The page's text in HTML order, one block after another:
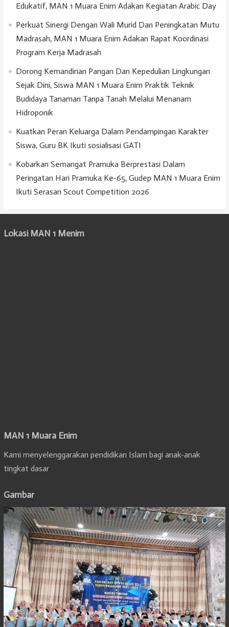
Edukatif, MAN 1 Muara Enim Adakan Kegiatan Arabic Day
Perkuat Sinergi Dengan Wali Murid Dan Peningkatan Mutu
Madrasah, MAN 1 Muara Enim Adakan Rapat Koordinasi
Program Kerja Madrasah
Dorong Kemandirian Pangan Dan Kepedulian Lingkungan
Sejak Dini, Siswa MAN 1 Muara Enim Praktik Teknik
Budidaya Tanaman Tanpa Tanah Melalui Menanam
Hidroponik
Kuatkan Peran Keluarga Dalam Pendampingan Karakter
Siswa, Guru BK Ikuti sosialisasi GATI
Kobarkan Semangat Pramuka Berprestasi Dalam
Peringatan Hari Pramuka Ke-65, Gudep MAN 1 Muara Enim
Ikuti Serasan Scout Competition 2026
Lokasi MAN 1 Menim
MAN 1 Muara Enim
Kami menyelenggarakan pendidikan Islam bagi anak-anak
tingkat dasar
Gambar